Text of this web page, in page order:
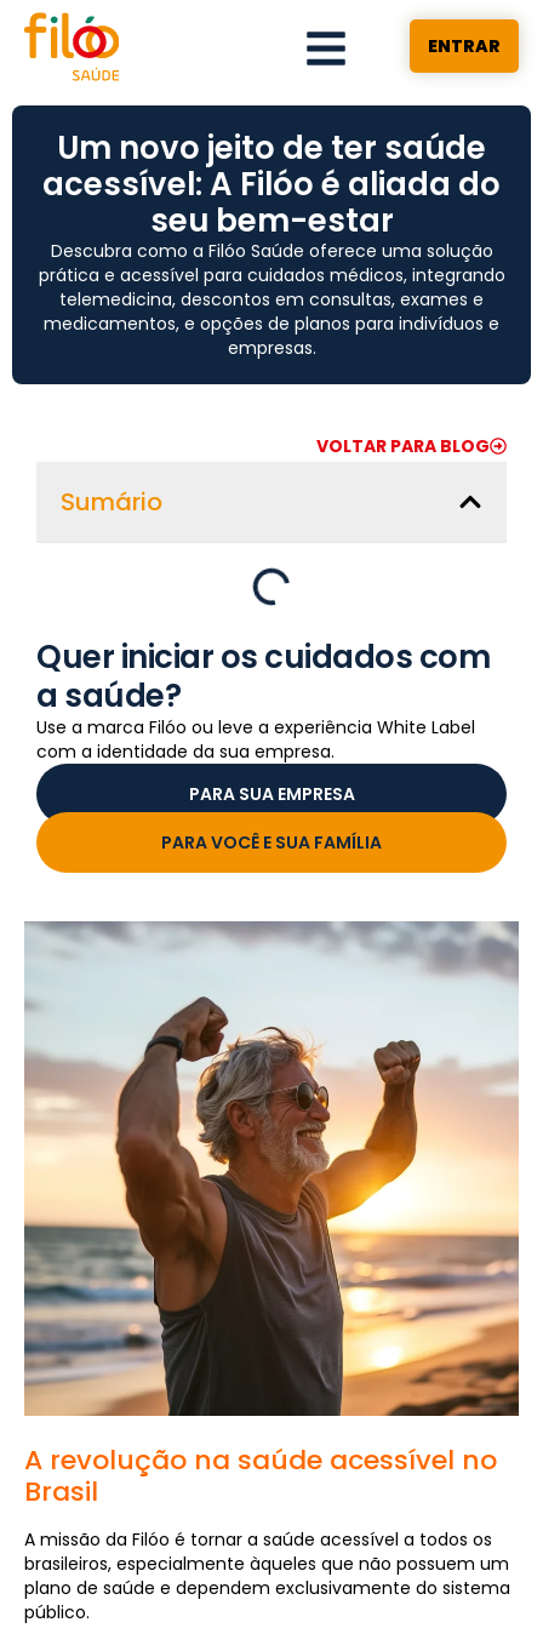
ENTRAR
Um novo jeito de ter saúde
acessível: A Filóo é aliada do
seu bem-estar
Descubra como a Filóo Saúde oferece uma solução
prática e acessível para cuidados médicos, integrando
telemedicina, descontos em consultas, exames e
medicamentos, e opções de planos para indivíduos e
empresas.
A revolução na saúde acessível no
Brasil
A missão da Filóo é tornar a saúde acessível a todos os
brasileiros, especialmente àqueles que não possuem um
plano de saúde e dependem exclusivamente do sistema
público.
VOLTAR PARA BLOG
Sumário
Quer iniciar os cuidados com
a saúde?
Use a marca Filóo ou leve a experiência White Label
com a identidade da sua empresa.
PARA SUA EMPRESA
PARA VOCÊ E SUA FAMÍLIA